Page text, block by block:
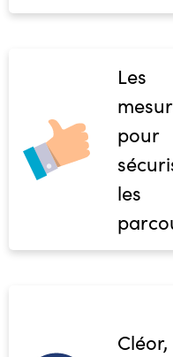
Les
pour
les
Cléor,